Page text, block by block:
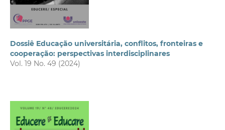
Dossiê Educação universitária, conflitos, fronteiras e
cooperação: perspectivas interdisciplinares
Vol. 19 No. 49 (2024)